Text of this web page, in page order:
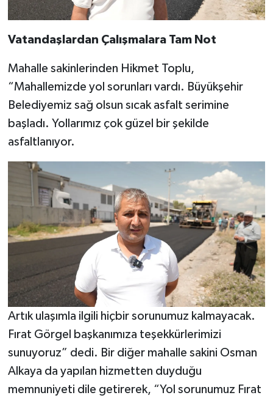
Vatandaşlardan Çalışmalara Tam Not
Mahalle sakinlerinden Hikmet Toplu,
“Mahallemizde yol sorunları vardı. Büyükşehir
Belediyemiz sağ olsun sıcak asfalt serimine
başladı. Yollarımız çok güzel bir şekilde
asfaltlanıyor.
Artık ulaşımla ilgili hiçbir sorunumuz kalmayacak.
Fırat Görgel başkanımıza teşekkürlerimizi
sunuyoruz” dedi. Bir diğer mahalle sakini Osman
Alkaya da yapılan hizmetten duyduğu
memnuniyeti dile getirerek, “Yol sorunumuz Fırat